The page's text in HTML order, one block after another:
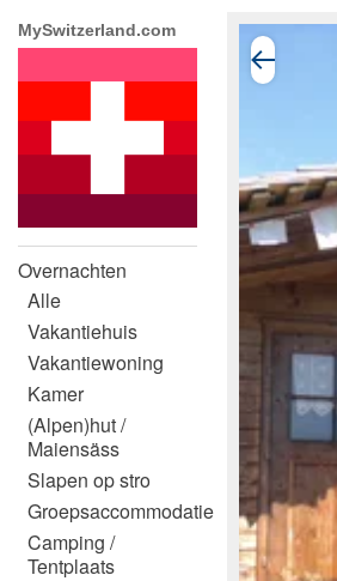
MySwitzerland.com
Overnachten
Alle
Vakantiehuis
Vakantiewoning
Kamer
(Alpen)hut /
Maiensäss
Slapen op stro
Groepsaccommodatie
Camping /
Tentplaats